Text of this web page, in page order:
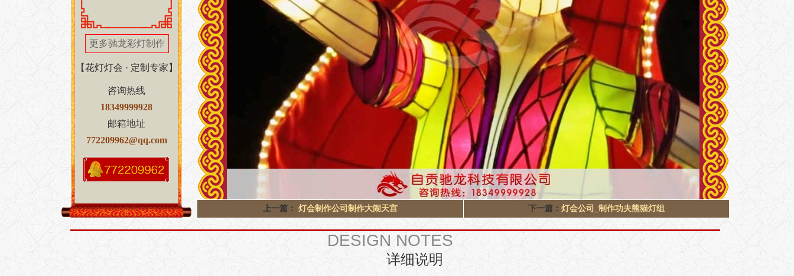
上一篇： 灯会制作公司制作大闹天宫 下一篇： 灯会公司_制作功夫熊猫灯组
更多驰龙彩灯制作
【花灯灯会 · 定制专家】
咨询热线
18349999928
邮箱地址
772209962@qq.com
DESIGN NOTES
详细说明